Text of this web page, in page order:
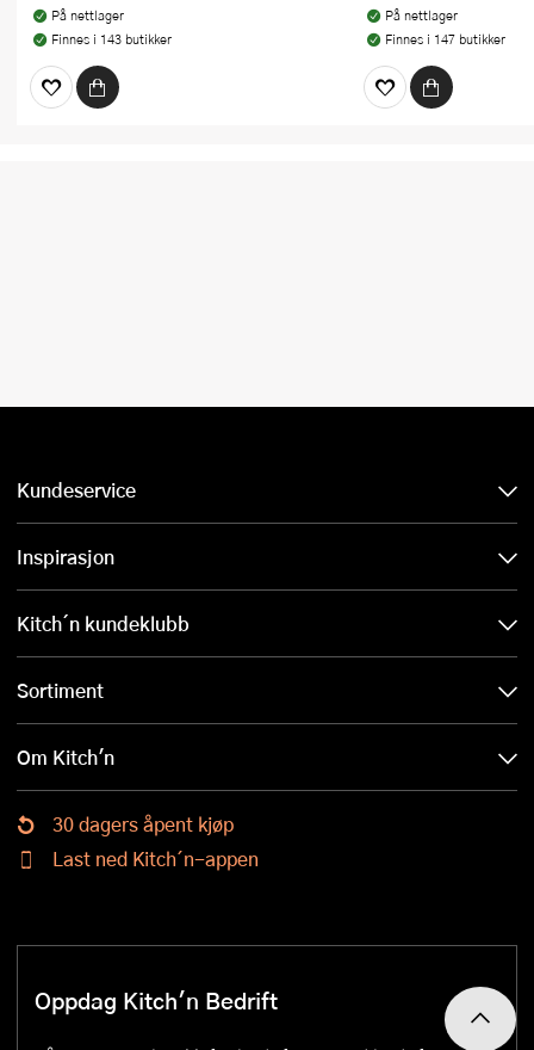
På nettlager
Finnes i 143 butikker
På nettlager
Finnes i 147 butikker
Kundeservice
Inspirasjon
Kitch´n kundeklubb
Sortiment
Om Kitch'n
30 dagers åpent kjøp
Last ned Kitch´n-appen
Oppdag Kitch'n Bedrift